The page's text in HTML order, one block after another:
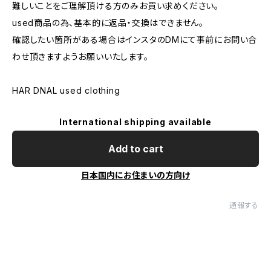
難しいことをご理解頂ける方のみお買い求めください。
used商品の為、基本的に返品・交換はできません。
確認したい箇所がある場合はインスタのDMにて事前にお問い合
わせ頂きますようお願いいたします。
HAR DNAL used clothing
International shipping available
Add to cart
日本国内にお住まいの方向け
通報する